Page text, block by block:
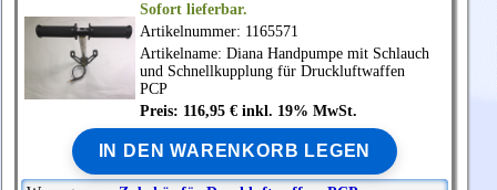
Sofort lieferbar.
Artikelnummer: 1165571
Artikelname: Diana Handpumpe mit Schlauch
und Schnellkupplung für Druckluftwaffen
PCP
Preis: 116,95 € inkl. 19% MwSt.
IN DEN WARENKORB LEGEN